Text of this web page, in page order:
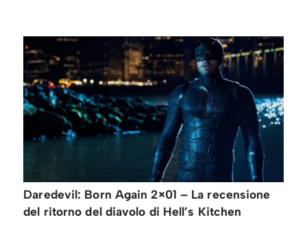
Daredevil: Born Again 2×01 – La recensione
del ritorno del diavolo di Hell’s Kitchen